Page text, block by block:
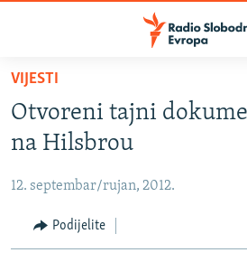
Pređite
glavni
sadržaj
na
navigaciju
Pređite
BOSNA I HERCEGOVINA
KOSOVO
CRNA GORA
VIJESTI
Otvoreni tajni
na Hilsbrou
12. septembar/rujan, 2012.
Podijelite